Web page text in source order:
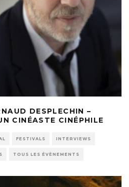
DESPLECHIN –
CINÉASTE CINÉPHILE
FESTIVALS INTERVIEWS
TOUS LES ÉVÈNEMENTS